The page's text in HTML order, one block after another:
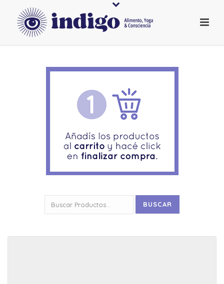
por:
BUSCAR